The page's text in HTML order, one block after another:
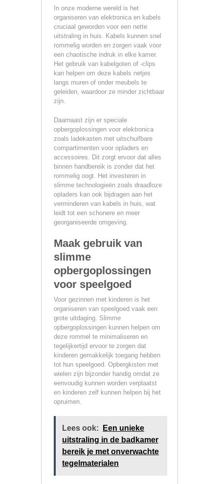
In onze moderne wereld is het
organiseren van elektronica en kabels
cruciaal geworden voor een nette
uitstraling in huis. Kabels kunnen snel
rommelig worden en zorgen vaak voor
een chaotische indruk in elke kamer.
Het gebruik van kabelgoten of -clips
kan helpen om deze kabels netjes
langs muren of onder meubels te
geleiden, waardoor ze minder zichtbaar
zijn.
Daarnaast zijn er speciale
opbergoplossingen voor elektronica
zoals ladekasten met uitschuifbare
compartimenten voor opladers en
accessoires. Dit zorgt ervoor dat alles
binnen handbereik is zonder dat het
rommelig oogt. Het investeren in
slimme technologieën zoals draadloze
opladers kan ook bijdragen aan het
verminderen van kabels in huis, wat
leidt tot een schonere en meer
georganiseerde omgeving.
Maak gebruik van
slimme
opbergoplossingen
voor speelgoed
Voor gezinnen met kinderen is het
organiseren van speelgoed vaak een
grote uitdaging. Slimme
opbergoplossingen kunnen helpen om
deze rommel te minimaliseren en
tegelijkertijd ervoor te zorgen dat
kinderen gemakkelijk toegang hebben
tot hun speelgoed. Opbergkisten met
wielen zijn bijzonder handig omdat ze
eenvoudig kunnen worden verplaatst
en kinderen zelf kunnen helpen bij het
opruimen.
Lees ook:
Een unieke
uitstraling in de badkamer
bereik je met onverwachte
tegelmaterialen